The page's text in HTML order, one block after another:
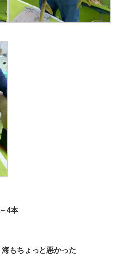
4本
もちょっと悪かった